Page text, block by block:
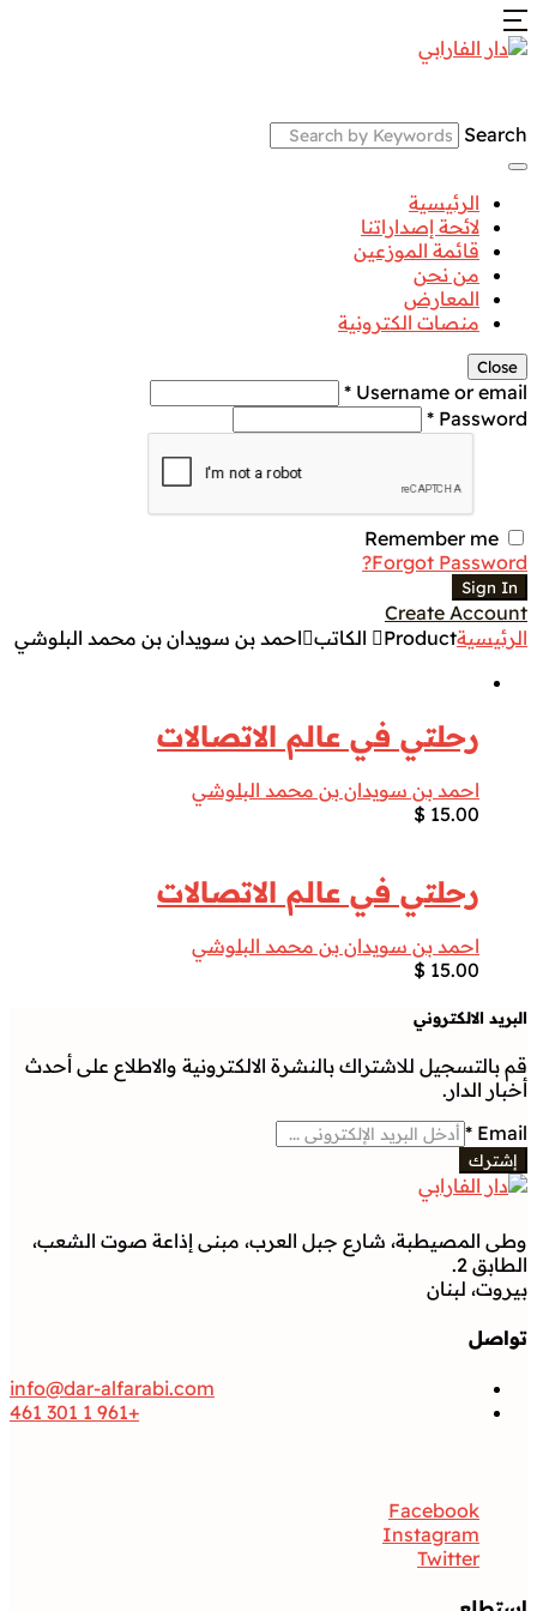
Search
الرئيسية
لائحة إصداراتنا
قائمة الموزعين
من نحن
المعارض
منصات الكترونية
Close
Username or email *
Password *
Remember me
Forgot Password?
Sign In
Create Account
الرئيسيةProduct الكاتب احمد بن سويدان بن محمد البلوشي
رحلتي في عالم الاتصالات
احمد بن سويدان بن محمد البلوشي
$ 15.00
رحلتي في عالم الاتصالات
احمد بن سويدان بن محمد البلوشي
$ 15.00
البريد الالكتروني
قم بالتسجيل للاشتراك بالنشرة الالكترونية والاطلاع على أحدث
أخبار الدار.
Email
*
إشترك
وطى المصيطبة، شارع جبل العرب، مبنى إذاعة صوت الشعب،
الطابق 2.
بيروت، لبنان
تواصل
info@dar-alfarabi.com
+961 1 301 461
Facebook
Instagram
Twitter